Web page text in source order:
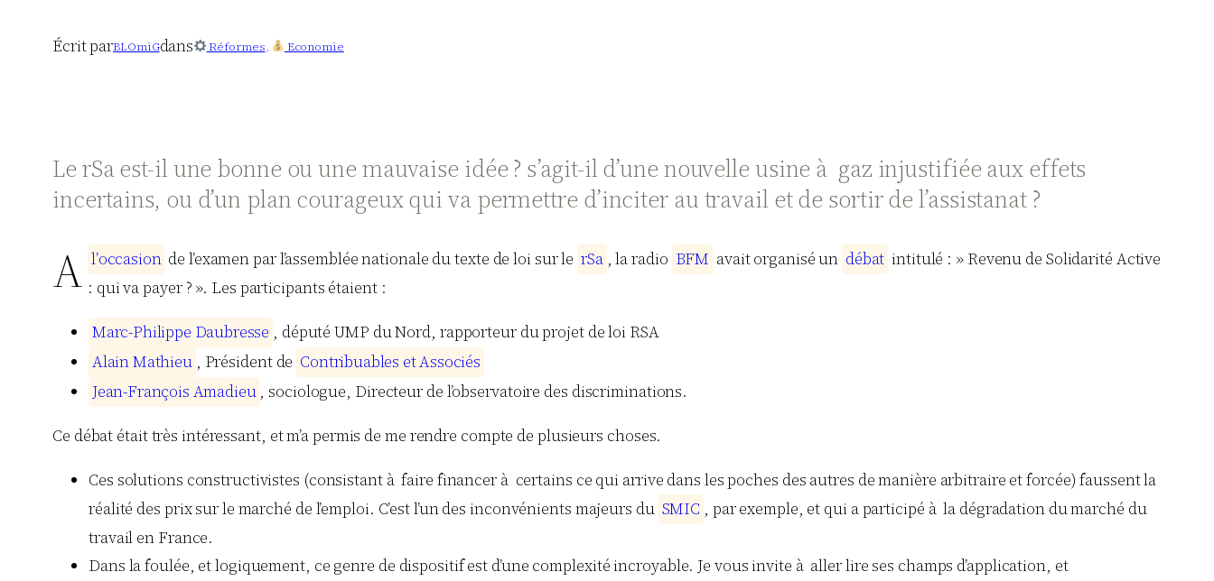
Écrit parBLOmiGdans Réformes, Economie
Le rSa est-il une bonne ou une mauvaise idée ? s’agit-il d’une nouvelle usine à gaz injustifiée aux effets
incertains, ou d’un plan courageux qui va permettre d’inciter au travail et de sortir de l’assistanat ?
A l’occasion de l’examen par l’assemblée nationale du texte de loi sur le rSa , la radio BFM avait organisé un débat intitulé : » Revenu de Solidarité Active
: qui va payer ? ». Les participants étaient :
Marc-Philippe Daubresse , député UMP du Nord, rapporteur du projet de loi RSA
AlainMathieu , Président de Contribuables etAssociés
Jean-François Amadieu , sociologue, Directeur de l’observatoire des discriminations.
Ce débat était très intéressant, et m’a permis de me rendre compte de plusieurs choses.
Ces solutions constructivistes (consistant à faire financer à certains ce qui arrive dans les poches des autres de manière arbitraire et forcée) faussent la
réalité des prix sur le marché de l’emploi. C’est l’un des inconvénients majeurs du SMIC , par exemple, et qui a participé à la dégradation du marché du
travail en France.
Dans la foulée, et logiquement, ce genre de dispositif est d’une complexité incroyable. Je vous invite à aller lire ses champs d’application, et